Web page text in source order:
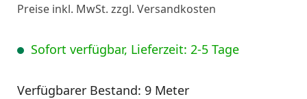
Preise inkl. MwSt. zzgl. Versandkosten
Sofort verfügbar, Lieferzeit: 2-5 Tage
Verfügbarer Bestand: 9 Meter